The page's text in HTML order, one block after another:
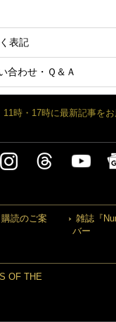
表記
合わせ・Ｑ＆Ａ
11時・17時に最新記事を
読のご案
雑誌『
バー
OF THE